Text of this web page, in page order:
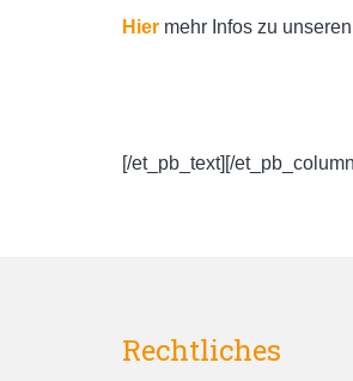
Hier mehr Infos zu
[/et_pb_text][/
Rechtliches